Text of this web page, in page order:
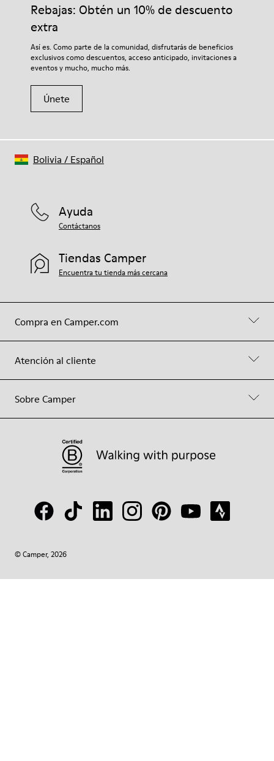
Rebajas: Obtén un 10% de descuento
extra
Así es. Como parte de la comunidad, disfrutarás de beneficios
exclusivos como descuentos, acceso anticipado, invitaciones a
eventos y mucho, mucho más.
Únete
Compra en Camper.com
Atención al cliente
Sobre Camper
Ayuda
Contáctanos
Tiendas Camper
Encuentra tu tienda más cercana
© Camper, 2026
Bolivia / Español